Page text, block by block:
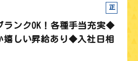
正社員
ランクOK！各種手当充実◆
嬉しい昇給あり◆入社日相